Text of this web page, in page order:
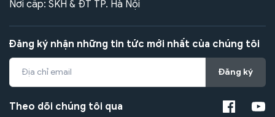
Nơi cấp: SKH & ĐT TP. Hà Nội
Đăng ký nhận những tin tức mới nhất của chúng tôi
Đăng ký
Theo dõi chúng tôi qua